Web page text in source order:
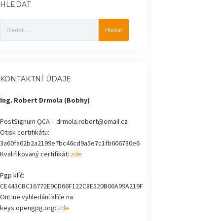
HLEDAT
KONTAKTNÍ ÚDAJE
Ing. Robert Drmola (Bobhy)
PostSignum QCA – drmola.robert@email.cz
Otisk certifikátu:
3a60fa62b2a2199e7bc46cd9a5e7c1fb606730e6
Kvalifikovaný certifikát: zde
Pgp klíč:
CE443CBC16772E9CD66F122C8E520B06A99A219F
OnLine vyhledání klíče na
keys.opengpg.org: zde